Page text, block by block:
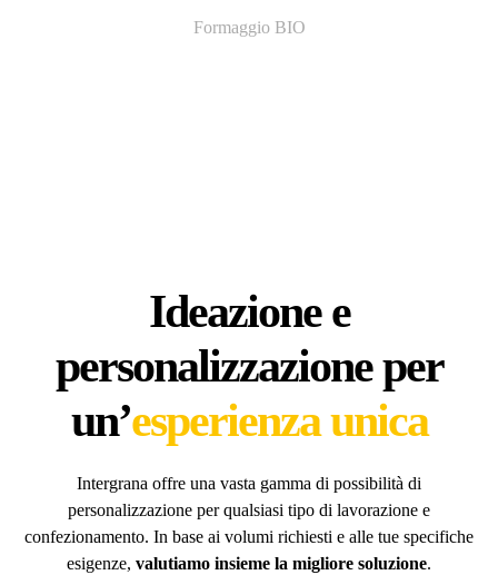
Formaggio BIO
Ideazione e
personalizzazione per
un’esperienza unica
Intergrana offre una vasta gamma di possibilità di
personalizzazione per qualsiasi tipo di lavorazione e
confezionamento. In base ai volumi richiesti e alle tue specifiche
esigenze, valutiamo insieme la migliore soluzione.